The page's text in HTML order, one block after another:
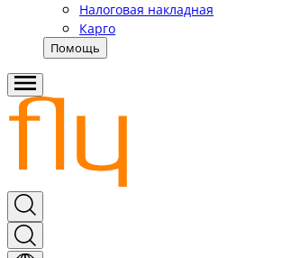
Налоговая накладная
Карго
Помощь